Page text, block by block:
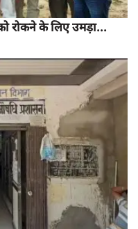
रोकने के लिए उमड़ा...